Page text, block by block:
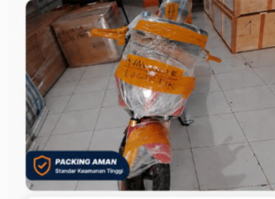
Jakarta – Gorontalo
Jakarta – Samarinda
Makassar
Makassar – Balikpapan
Makassar – Samarinda
Makassar – Ambon
Makassar – Halmahera Tengah
Makassar – Manado
Makassar – Ternate
Makassar – Biak
Makassar – Timika
Makassar – Fakfak
Makassar – Tual
Makassar – Jayapura
Makassar – Kaimana
Makassar – Sorong
Makassar – Manokwari